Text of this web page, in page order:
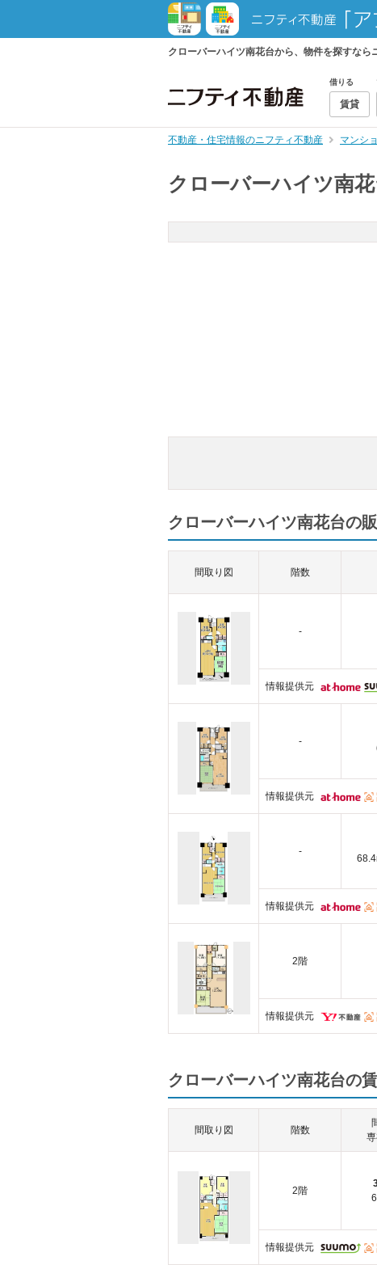
クローバーハイツ南花台から、物件を探すなら
借りる
賃貸
不動産・住宅情報のニフティ不動産 マンシ
クローバーハイツ南
クローバーハイツ南花台の販
間取り図 階数
-
情報提供元
-
情報提供元
-
情報提供元
2階
情報提供元
クローバーハイツ南花台の賃
間取り図 階数
2階
情報提供元